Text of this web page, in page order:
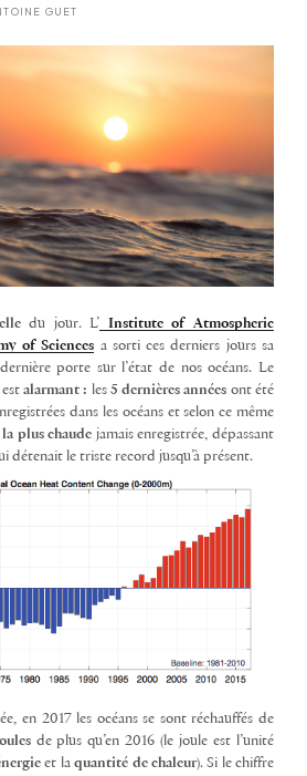
GUET
du jour. L’
Institute of Atmospheric
of Sciences a sorti ces derniers jours sa
porte sur l’état de nos océans. Le
alarmant : les 5 dernières années ont été
dans les océans et selon ce même
la plus chaude jamais enregistrée, dépassant
détenait le triste record jusqu’à présent.
en 2017 les océans se sont réchauffés de
de plus qu’en 2016 (le joule est l’unité
et laquantité de chaleur). Si le chiffre